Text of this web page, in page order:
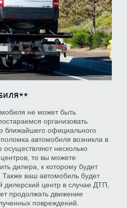
не может быть
организовать
ближайшего официального
автомобиля возникла в
осуществляют несколько
то вы можете
дилера, к которому будет
Также ваш автомобиль будет
дилерский центр в случае ДТП,
продолжать движение
повреждений.